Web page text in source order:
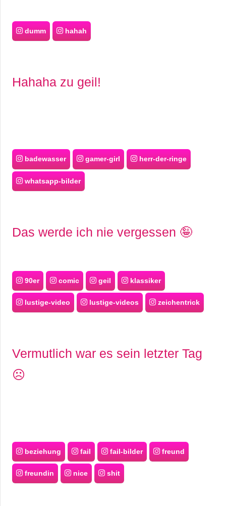
dumm hahah
Hahaha zu geil!
badewasser gamer-girl herr-der-ringe
whatsapp-bilder
Das werde ich nie vergessen 🤪
90er comic geil klassiker
lustige-video lustige-videos zeichentrick
Vermutlich war es sein letzter Tag
☹️
beziehung fail fail-bilder freund
freundin nice shit